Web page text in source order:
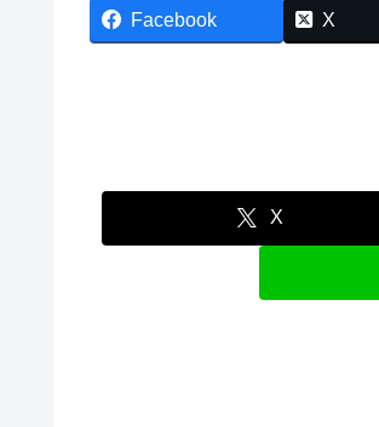
Facebook X
X